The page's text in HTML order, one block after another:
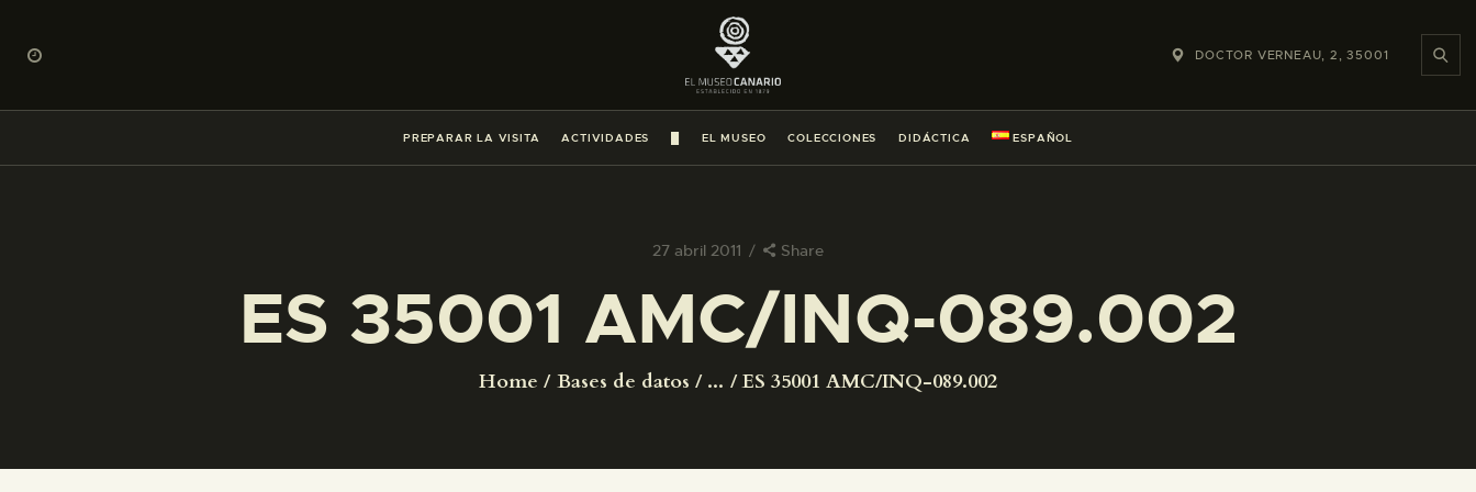
DOCTOR VERNEAU, 2, 35001
PREPARAR LA VISITA ACTIVIDADES EL MUSEO COLECCIONES DIDÁCTICA ESPAÑOL
27 abril 2011 Share
ES 35001 AMC/INQ-089.002
Home Bases de datos ... ES 35001 AMC/INQ-089.002
PREPARAR LA VISITA
ACTIVIDADES
█
COLECCIONES
DIDÁCTICA